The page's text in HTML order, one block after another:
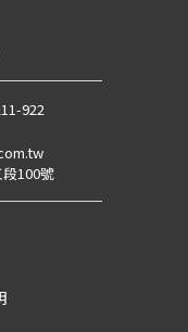
922
100號